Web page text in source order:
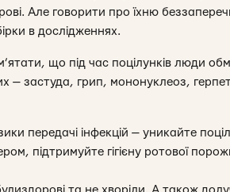
Але говорити про їхню
в дослідженнях.
що під час поцілунків люди
— застуда, грип, мононуклеоз,
передачі інфекцій — уникайте
підтримуйте гігієну ротової